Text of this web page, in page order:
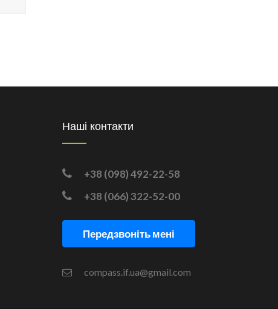
Наші контакти
+38 (098) 492-22-58
+38 (066) 322-52-00
Передзвоніть мені
compass.if.ua@gmail.com